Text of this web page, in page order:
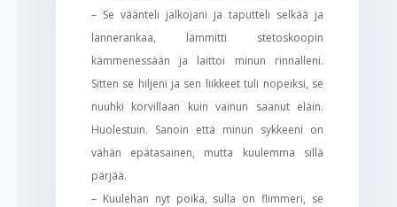
– Se väänteli jalkojani ja taputteli selkää ja
lannerankaa, lämmitti stetoskoopin
kämmenessään ja laittoi minun rinnalleni.
Sitten se hiljeni ja sen liikkeet tuli nopeiksi, se
nuuhki korvillaan kuin vainun saanut eläin.
Huolestuin. Sanoin että minun sykkeeni on
vähän epätasainen, mutta kuulemma sillä
pärjää.
– Kuulehan nyt poika, sulla on flimmeri, se